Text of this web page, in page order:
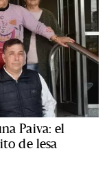
Paiva: el
de lesa